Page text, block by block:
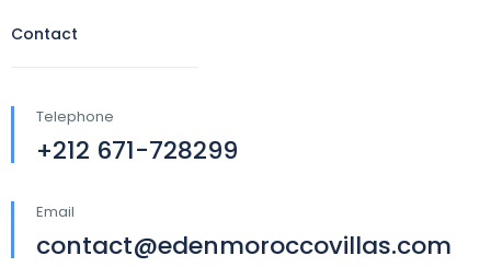
Contact
Telephone
+212 671-728299
Email
contact@edenmoroccovillas.com